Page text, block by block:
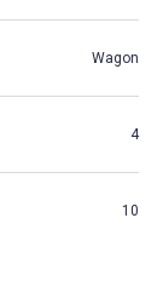
Wagon
4
10